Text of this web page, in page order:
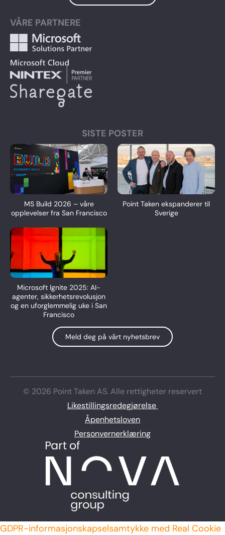
VÅRE PARTNERE
SISTE POSTER
MS Build 2026 – våre
opplevelser fra San Francisco
Point Taken ekspanderer til
Sverige
Microsoft Ignite 2025: AI-
agenter, sikkerhetsrevolusjon
og en uforglemmelig uke i San
Francisco
Meld deg på vårt nyhetsbrev
© 2026 Point Taken AS. Alle rettigheter reservert
Likestillingsredegjørelse
Åpenhetsloven
Personvernerklæring
GDPR-informasjonskapselsamtykke med Real Cookie